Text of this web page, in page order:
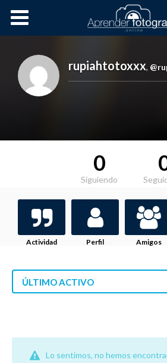
Cursos OnLine
rupiahtotoxxx,
0
Siguiendo
Actividad Perfil Amigos
ÚLTIMO ACTIVO
Lo sentimos, no hemos